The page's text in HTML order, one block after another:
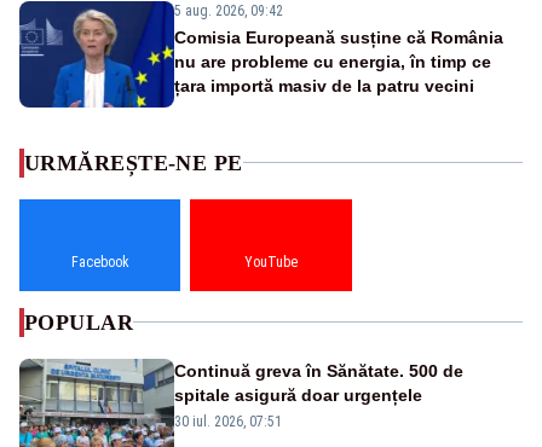
5 aug. 2026, 09:42
Comisia Europeană susține că România
nu are probleme cu energia, în timp ce
țara importă masiv de la patru vecini
URMĂREȘTE-NE PE
Facebook YouTube
POPULAR
Continuă greva în Sănătate. 500 de
spitale asigură doar urgențele
30 iul. 2026, 07:51